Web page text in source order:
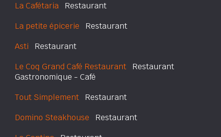
La Cafétaria Restaurant
La petite épicerie Restaurant
Asti Restaurant
Le Coq Grand Café Restaurant Restaurant
Gastronomique - Café
Tout Simplement Restaurant
Domino Steakhouse Restaurant